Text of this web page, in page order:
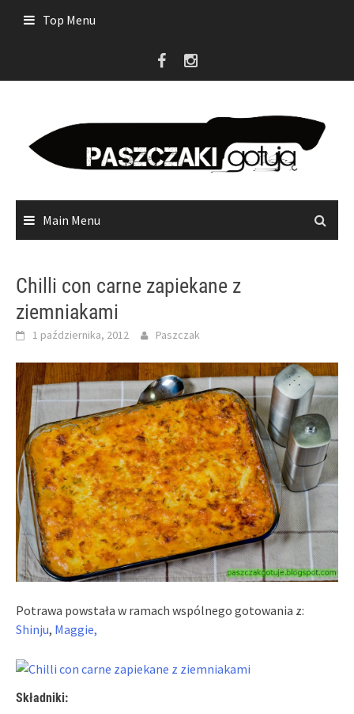
Top Menu
Main Menu
Chilli con carne zapiekane z
ziemniakami
1 października, 2012 Paszczak
Potrawa powstała w ramach wspólnego gotowania z:
Shinju, Maggie,
Składniki: